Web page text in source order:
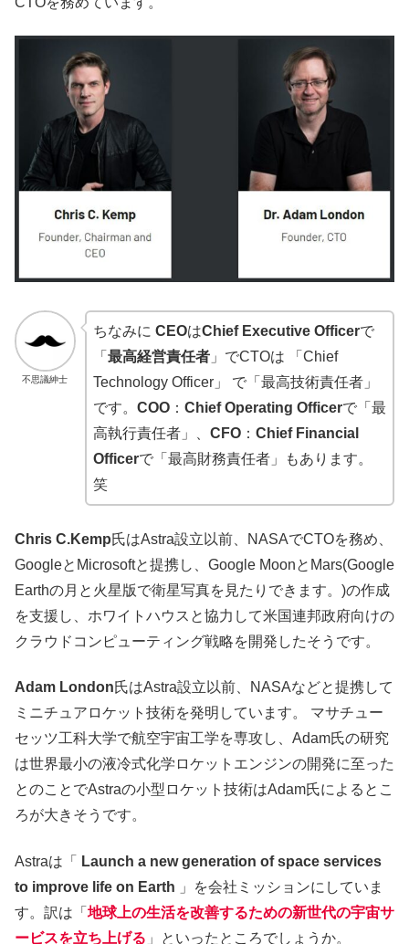
不思議紳士
ちなみに CEOはChief Executive Officerで
「 最高経営責任者」でCTOは 「Chief
Technology Officer」 で「最高技術責任者」
です。 COO： Chief Operating Officerで「最
高執行責任者」、 CFO： Chief Financial
Officerで「最高財務責任者」もあります。
笑
Chris C.Kemp氏はAstra設立以前、NASAでCTOを務め、
GoogleとMicrosoftと提携し、Google MoonとMars(Google
Earthの月と火星版で衛星写真を見たりできます。)の作成
を支援し、ホワイトハウスと協力して米国連邦政府向けの
クラウドコンピューティング戦略を開発したそうです。
Adam London氏はAstra設立以前、NASAなどと提携して
ミニチュアロケット技術を発明しています。 マサチュー
セッツ工科大学で航空宇宙工学を専攻し、Adam氏の研究
は世界最小の液冷式化学ロケットエンジンの開発に至った
とのことでAstraの小型ロケット技術はAdam氏によるとこ
ろが大きそうです。
Astraは「
Launch a new generation of space services
to improve life on Earth
」を会社ミッションにしていま
す。訳は「 地球上の生活を改善するための新世代の宇宙サ
ービスを立ち上げる 」といったところでしょうか。